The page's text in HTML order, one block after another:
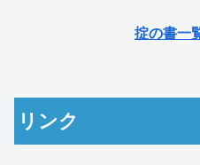
掟の書一
リンク